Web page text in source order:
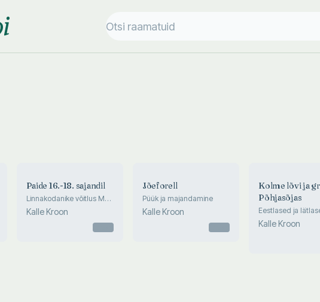
Paide 16.-18. sajandil
Linnakodanike võitlus Mäo
mõisaga oma õiguste
eest. Dokumente Paide
Kalle Kroon
Jõeforell
Püük ja majandamine
Kalle Kroon
Kolme lõvi ja
Põhjasõjas
Eestlased ja
Rootsi armees,
Kalle Kroon